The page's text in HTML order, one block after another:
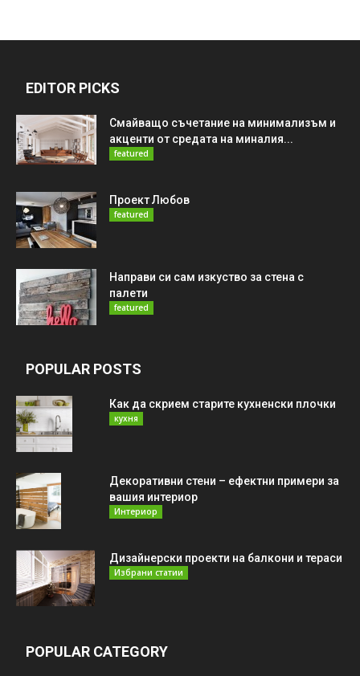
EDITOR PICKS
Смайващо съчетание на минимализъм и
акценти от средата на миналия...
featured
Проект Любов
featured
Направи си сам изкуство за стена с
палети
featured
POPULAR POSTS
Как да скрием старите кухненски плочки
кухня
Декоративни стени – ефектни примери за
вашия интериор
Интериор
Дизайнерски проекти на балкони и тераси
Избрани статии
POPULAR CATEGORY